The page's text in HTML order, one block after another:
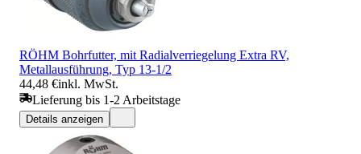
RÖHM Bohrfutter, mit Radialverriegelung Extra RV,
Metallausführung, Typ 13-1/2
44,48 €inkl. MwSt.
Lieferung bis 1-2 Arbeitstage
Details anzeigen